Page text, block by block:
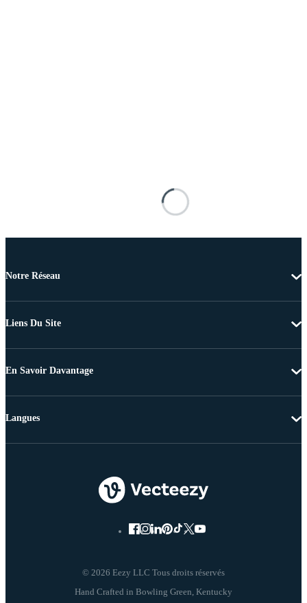
Notre Réseau
Liens Du Site
En Savoir Davantage
© 2026 Eezy LLC Tous droits réservés
Langues